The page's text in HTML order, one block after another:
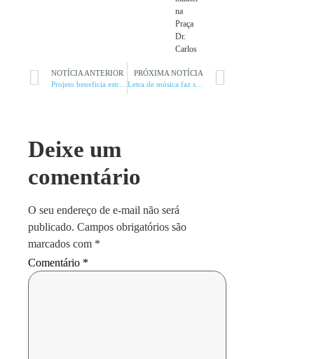
na
Praça
Dr.
Carlos
NOTÍCIA ANTERIOR
PRÓXIMA NOTÍCIA
Deixe um
comentário
O seu endereço de e-mail não será
publicado. Campos obrigatórios são
marcados com *
Comentário *